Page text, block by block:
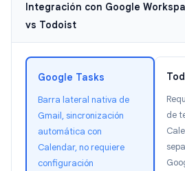
Integración con Google
vs Todoist
Google Tasks
Barra lateral nativa de
Gmail, sincronización
automática con
Calendar, no requiere
configuración
de